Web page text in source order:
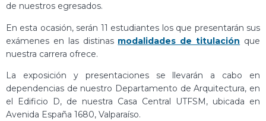
de nuestros egresados.
En esta ocasión, serán 11 estudiantes los que presentarán sus
exámenes en las distinas modalidades de titulación que
nuestra carrera ofrece.
La exposición y presentaciones se llevarán a cabo en
dependencias de nuestro Departamento de Arquitectura, en
el Edificio D, de nuestra Casa Central UTFSM, ubicada en
Avenida España 1680, Valparaíso.